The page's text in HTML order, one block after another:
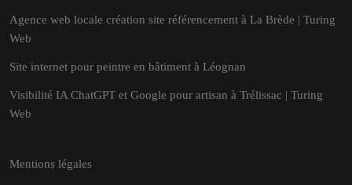
Agence web locale création site référencement à La Brède | Turing
Web
Site internet pour peintre en bâtiment à Léognan
Visibilité IA ChatGPT et Google pour artisan à Trélissac | Turing
Web
Mentions légales